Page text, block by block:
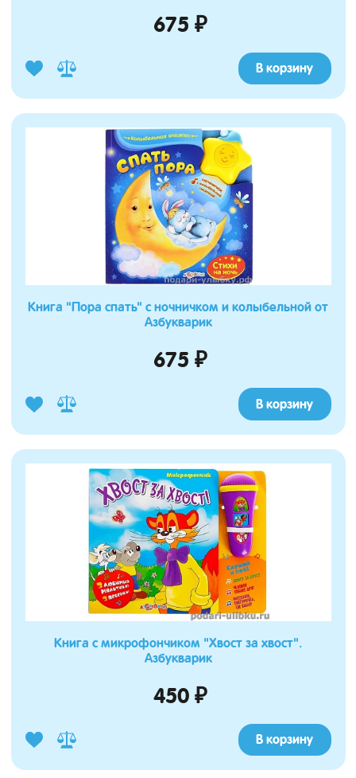
675 ₽
В корзину
Книга "Пора спать" с ночничком и колыбельной от
Азбукварик
675 ₽
В корзину
Книга с микрофончиком "Хвост за хвост".
Азбукварик
450 ₽
В корзину